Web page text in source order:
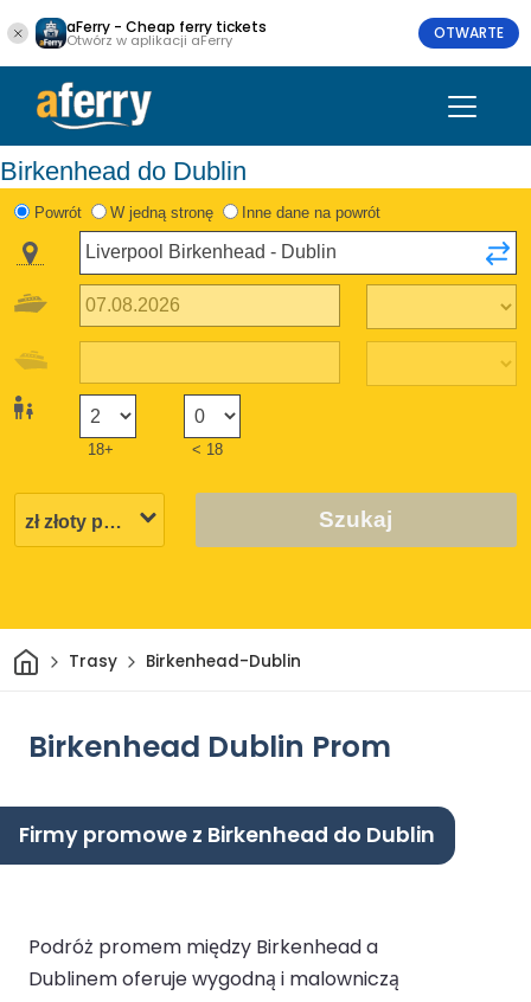
aFerry - Cheap ferry tickets
Otwórz w aplikacji aFerry OTWARTE
Birkenhead do Dublin
Powrót W jedną stronę Inne dane na powrót
18+ < 18
Szukaj
DomTrasy Birkenhead-Dublin
Birkenhead Dublin Prom
Firmy promowe z Birkenhead do Dublin
Podróż promem między Birkenhead a
Dublinem oferuje wygodną i malowniczą